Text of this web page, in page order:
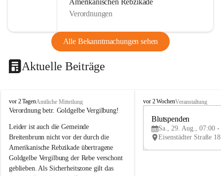
Amerikanischen Rebzikade
Verordnungen
Alle Bekanntmachungen sehen
Aktuelle Beiträge
B
r
i
t
e
n
b
r
vor 2 TagenAmtliche Mitteilung
Verordnung betr. Goldgelbe Vergilbung!
Leider ist auch die Gemeinde
Breitenbrunn nicht vor der durch die
Amerikanische Rebzikade übertragene
Goldgelbe Vergilbung der Rebe verschont
geblieben. Als Sicherheitszone gilt das
B
e
vor 2 WochenVeranstaltung
Blutspenden
Sa., 29. Aug., 07:00 -